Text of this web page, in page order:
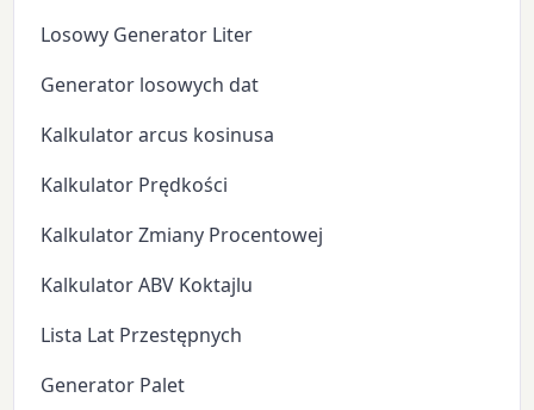
Losowy Generator Liter
Generator losowych dat
Kalkulator arcus kosinusa
Kalkulator Prędkości
Kalkulator Zmiany Procentowej
Kalkulator ABV Koktajlu
Lista Lat Przestępnych
Generator Palet